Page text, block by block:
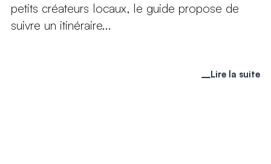
petits créateurs locaux, le guide propose de
suivre un itinéraire...
Lire la suite